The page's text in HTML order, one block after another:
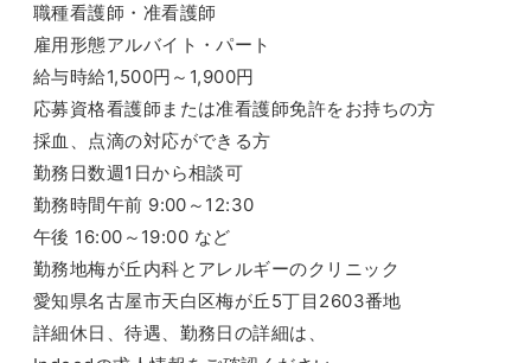
職種看護師・准看護師
雇用形態アルバイト・パート
給与時給1,500円～1,900円
応募資格看護師または准看護師免許をお持ちの方
採血、点滴の対応ができる方
勤務日数週1日から相談可
勤務時間午前 9:00～12:30
午後 16:00～19:00 など
勤務地梅が丘内科とアレルギーのクリニック
愛知県名古屋市天白区梅が丘5丁目2603番地
詳細休日、待遇、勤務日の詳細は、